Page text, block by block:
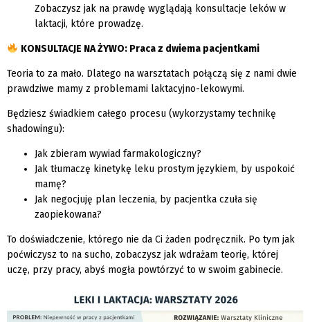
Zobaczysz jak na prawdę wyglądają konsultacje leków w
laktacji, które prowadzę.
KONSULTACJE NA ŻYWO: Praca z dwiema pacjentkami
Teoria to za mało. Dlatego na warsztatach połączą się z nami dwie
prawdziwe mamy z problemami laktacyjno-lekowymi.
Będziesz świadkiem całego procesu (wykorzystamy technikę
shadowingu):
Jak zbieram wywiad farmakologiczny?
Jak tłumaczę kinetykę leku prostym językiem, by uspokoić
mamę?
Jak negocjuję plan leczenia, by pacjentka czuła się
zaopiekowana?
To doświadczenie, którego nie da Ci żaden podręcznik. Po tym jak
poćwiczysz to na sucho, zobaczysz jak wdrażam teorię, której
uczę, przy pracy, abyś mogła powtórzyć to w swoim gabinecie.